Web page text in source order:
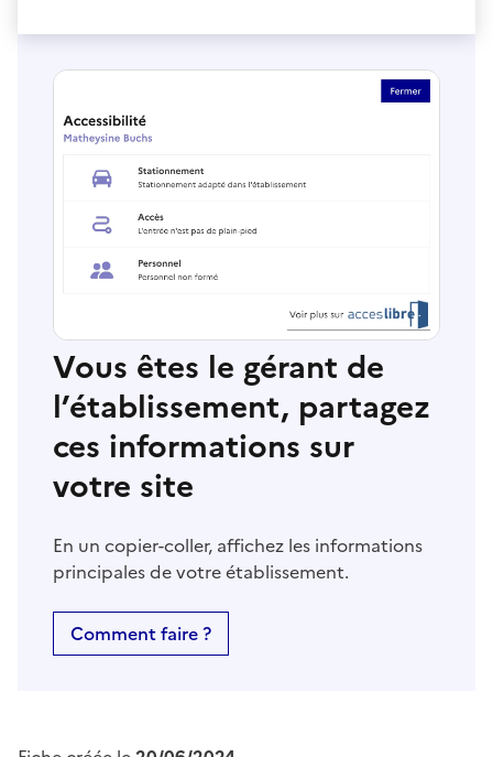
Vous êtes le gérant de
l’établissement, partagez
ces informations sur
votre site
En un copier-coller, affichez les informations
principales de votre établissement.
Comment faire ?